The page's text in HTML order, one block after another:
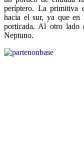
períptero. La primitiva
hacia el sur, ya que en
porticada. Al otro lado
Neptuno.